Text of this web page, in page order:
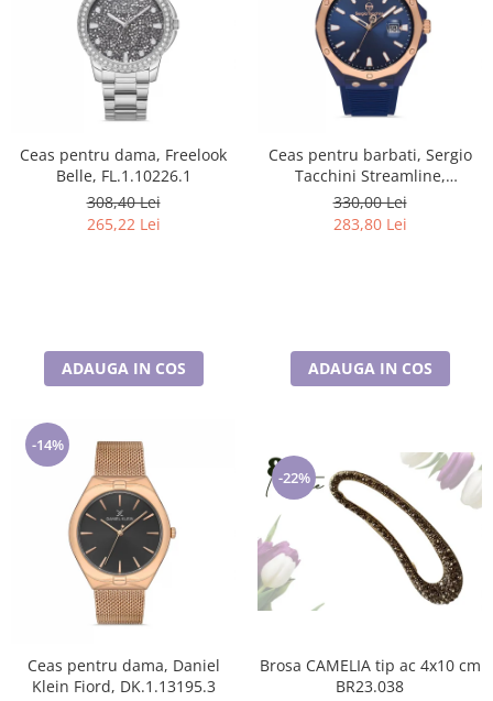
Ceas pentru dama, Freelook
Belle, FL.1.10226.1
308,40 Lei
265,22 Lei
ADAUGA IN COS
Ceas pentru barbati, Sergio
Tacchini Streamline,
ST.1.10197.4
330,00 Lei
283,80 Lei
ADAUGA IN COS
-14%
Ceas pentru dama, Daniel
Klein Fiord, DK.1.13195.3
-22%
Brosa CAMELIA tip ac 4x10 cm
BR23.038